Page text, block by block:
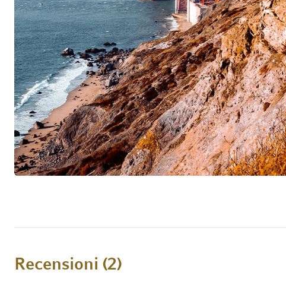
sono impegnati con determinazione a proteggere
biodiversità: Tutti i loro vigneti sono certificati
sostenibili che escludono pesticidi ed erbicidi e
organici. Le loro numerose iniziative ambientali
idrico, la limitazione delle emissioni di anidride
larga scala di energia solare e l’utilizzo di energie
coinvolti in progetti di conservazione del
superficie totale dei vigneti lasciata intatta per
impegno appassionato per la tutela della natura
qualità dei vini ed è stato accolto molto
Kendall-Jackson ha &.eacute;cutely élu "Green
Recensioni 2